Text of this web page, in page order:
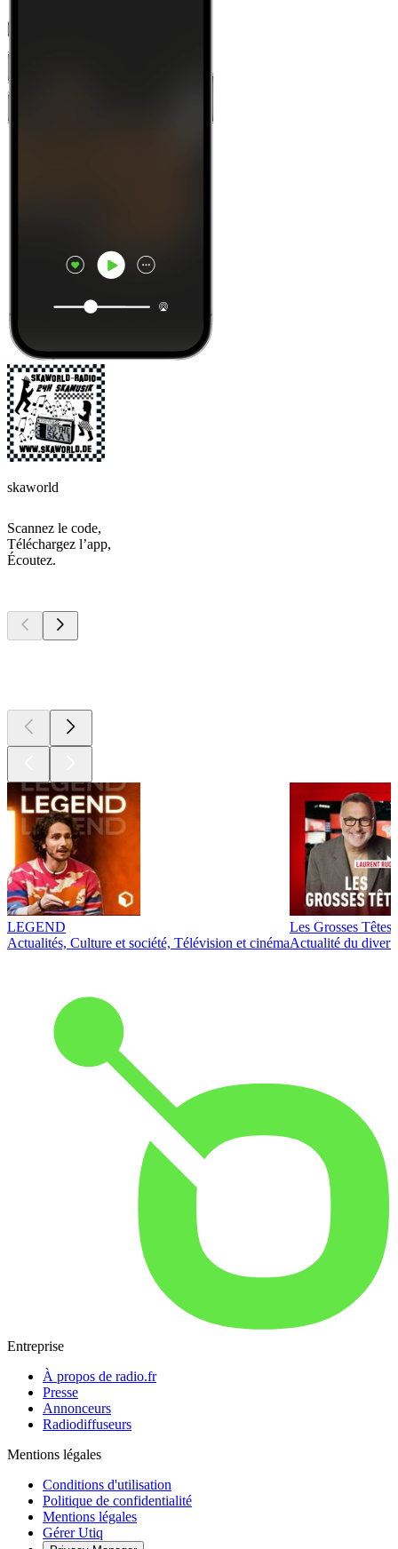
skaworld
Scannez le code,
Téléchargez l’app,
Écoutez.
LEGEND
Actualités, Culture et société, Télévision et cinéma
Les Grosses Têtes
Actualité du
Entreprise
À propos de radio.fr
Presse
Annonceurs
Radiodiffuseurs
Mentions légales
Conditions d'utilisation
Politique de confidentialité
Mentions légales
Gérer Utiq